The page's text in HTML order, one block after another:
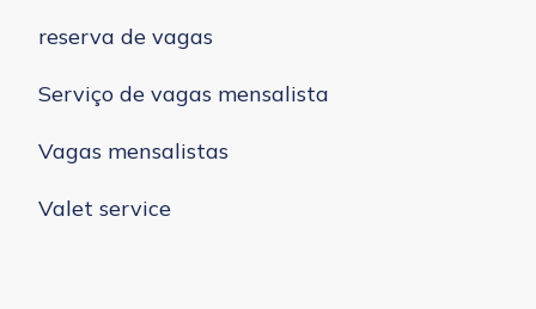
reserva de vagas
Serviço de vagas mensalista
Vagas mensalistas
Valet service